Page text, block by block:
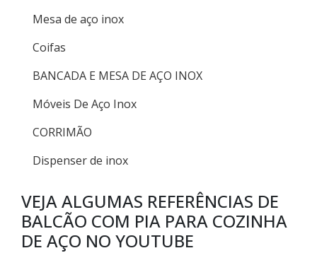
Mesa de aço inox
Coifas
BANCADA E MESA DE AÇO INOX
Móveis De Aço Inox
CORRIMÃO
Dispenser de inox
VEJA ALGUMAS REFERÊNCIAS DE
BALCÃO COM PIA PARA COZINHA
DE AÇO NO YOUTUBE